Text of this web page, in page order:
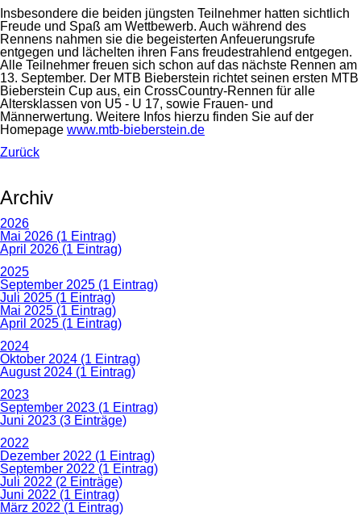
Insbesondere die beiden jüngsten Teilnehmer hatten sichtlich
Freude und Spaß am Wettbewerb. Auch während des
Rennens nahmen sie die begeisterten Anfeuerungsrufe
entgegen und lächelten ihren Fans freudestrahlend entgegen.
Alle Teilnehmer freuen sich schon auf das nächste Rennen am
13. September. Der MTB Bieberstein richtet seinen ersten MTB
Bieberstein Cup aus, ein CrossCountry-Rennen für alle
Altersklassen von U5 - U 17, sowie Frauen- und
Männerwertung. Weitere Infos hierzu finden Sie auf der
Homepage www.mtb-bieberstein.de
Zurück
Archiv
2026
Mai 2026 (1 Eintrag)
April 2026 (1 Eintrag)
2025
September 2025 (1 Eintrag)
Juli 2025 (1 Eintrag)
Mai 2025 (1 Eintrag)
April 2025 (1 Eintrag)
2024
Oktober 2024 (1 Eintrag)
August 2024 (1 Eintrag)
2023
September 2023 (1 Eintrag)
Juni 2023 (3 Einträge)
2022
Dezember 2022 (1 Eintrag)
September 2022 (1 Eintrag)
Juli 2022 (2 Einträge)
Juni 2022 (1 Eintrag)
März 2022 (1 Eintrag)